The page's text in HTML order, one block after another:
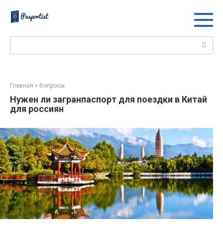
контенту
Главная » Вопросы
Нужен ли загранпаспорт для поездки в Китай
для россиян